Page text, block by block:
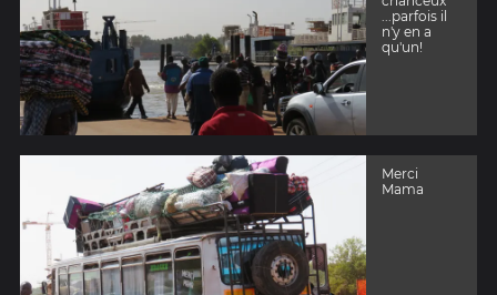
...parfois il
n'y en a
qu'un!
Merci
Mama